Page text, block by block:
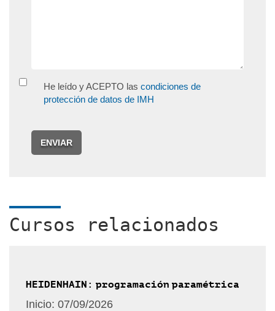
He leído y ACEPTO las condiciones de
protección de datos de IMH
ENVIAR
Cursos relacionados
HEIDENHAIN: programación paramétrica
Inicio: 07/09/2026